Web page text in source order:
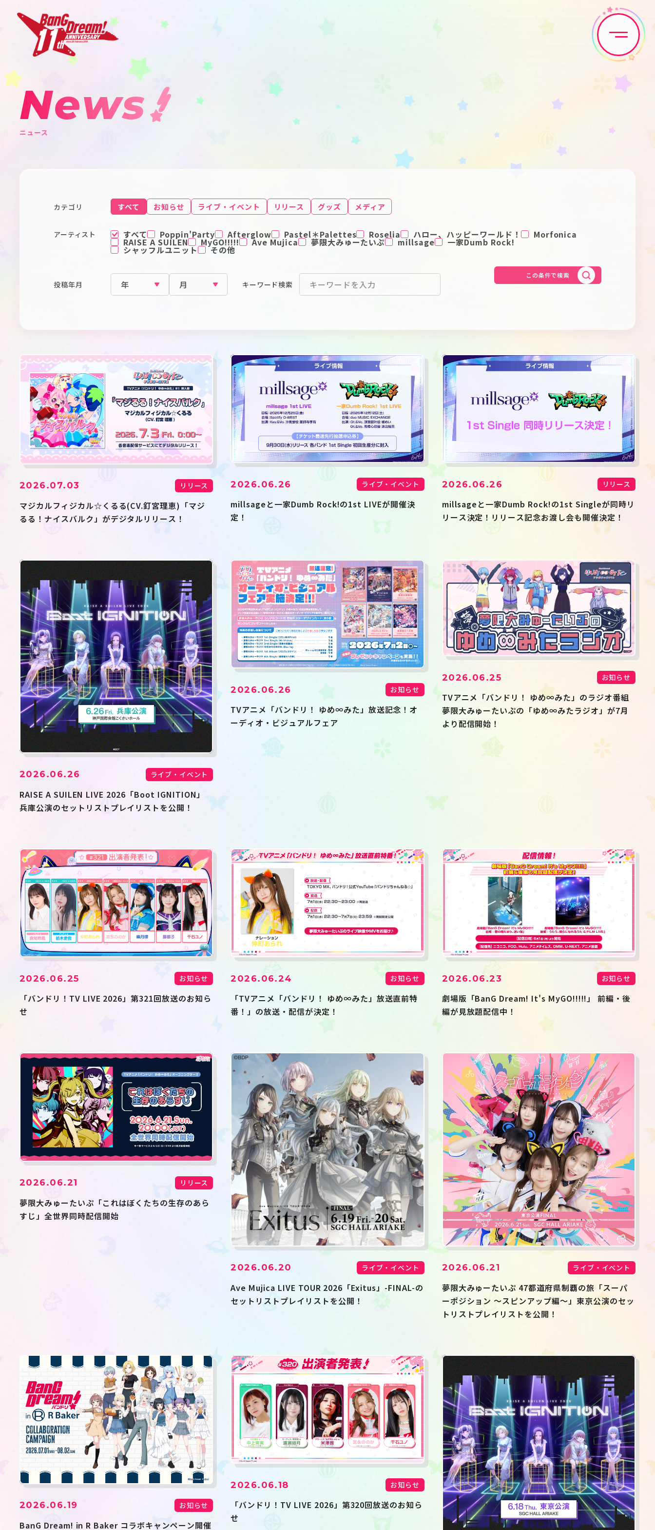
Discography
Anime
News
ニュース
カテゴリ すべて お知らせ ライブ・イベント リリース グッズ メディア
アーティスト すべて Poppin'Party Afterglow Pastel＊Palettes Roselia ハロー、ハッピーワールド！ Morfonica
RAISE A SUILEN MyGO!!!!! Ave Mujica 夢限大みゅーたいぷ millsage 一家Dumb Rock!
シャッフルユニット その他
投稿年月 キーワード検索
この条件で検索
2026.07.03 リリース
マジカルフィジカル☆くるる(CV.釘宮理恵)「マジ
るる！ナイスバルク」がデジタルリリース！
2026.06.26 ライブ・イベント
millsageと一家Dumb Rock!の1st LIVEが開催決
定！
2026.06.26 リリース
millsageと一家Dumb Rock!の1st Singleが同時リ
リース決定！リリース記念お渡し会も開催決定！
2026.06.26 ライブ・イベント
RAISE A SUILEN LIVE 2026「Boot IGNITION」
兵庫公演のセットリストプレイリストを公開！
2026.06.26 お知らせ
TVアニメ「バンドリ！ ゆめ∞みた」放送記念！オ
ーディオ・ビジュアルフェア
2026.06.25 お知らせ
TVアニメ「バンドリ！ ゆめ∞みた」のラジオ番組
夢限大みゅーたいぷの「ゆめ∞みたラジオ」が7月
より配信開始！
2026.06.25 お知らせ
「バンドリ！TV LIVE 2026」第321回放送のお知ら
せ
2026.06.24 お知らせ
「TVアニメ「バンドリ！ ゆめ∞みた」放送直前特
番！」の放送・配信が決定！
2026.06.23 お知らせ
劇場版「BanG Dream! It's MyGO!!!!!」 前編・後
編が見放題配信中！
2026.06.21 リリース
夢限大みゅーたいぷ「これはぼくたちの生存のあら
すじ」全世界同時配信開始
2026.06.20 ライブ・イベント
Ave Mujica LIVE TOUR 2026「Exitus」-FINAL-の
セットリストプレイリストを公開！
2026.06.21 ライブ・イベント
夢限大みゅーたいぷ 47都道府県制覇の旅「スーパ
ーポジション 〜スピンアップ編〜」東京公演のセッ
トリストプレイリストを公開！
2026.06.19 お知らせ
BanG Dream! in R Baker コラボキャンペーン開催
2026.06.18 お知らせ
「バンドリ！TV LIVE 2026」第320回放送のお知ら
せ